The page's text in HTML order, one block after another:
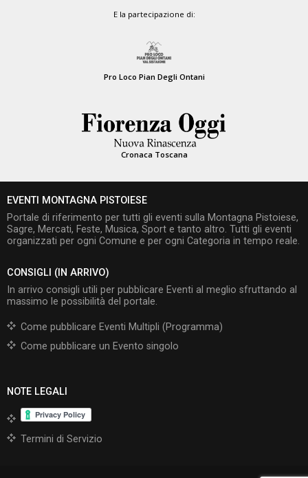
E la partecipazione di:
Pro Loco Pian Degli Ontani
Cronaca Toscana
EVENTI MONTAGNA PISTOIESE
Portale di riferimento per tutti gli eventi sulla Montagna Pistoiese,
Sagre, Mercati, Feste, Musica, Sport e tanto altro. Tutti gli eventi
organizzati per ogni Comune e per ogni Categoria in tempo reale.
CONSIGLI (IN ARRIVO)
In arrivo consigli utili per pubblicare Eventi al meglio sfruttando al
massimo le possibilità del portale.
Come pubblicare Eventi Multipli (Programma)
Come pubblicare un Evento singolo
NOTE LEGALI
Termini di Servizio